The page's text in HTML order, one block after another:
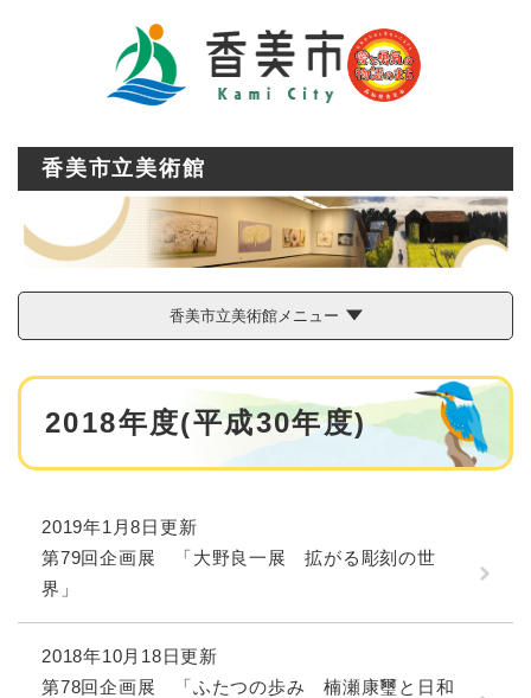
香美市立美術館
香美市立美術館メニュー
本
2018年度(平成30年度)
2019年1月8日更新
第79回企画展 「大野良一展 拡がる彫刻の世
界」
2018年10月18日更新
第78回企画展 「ふたつの歩み 楠瀬康璽と日和